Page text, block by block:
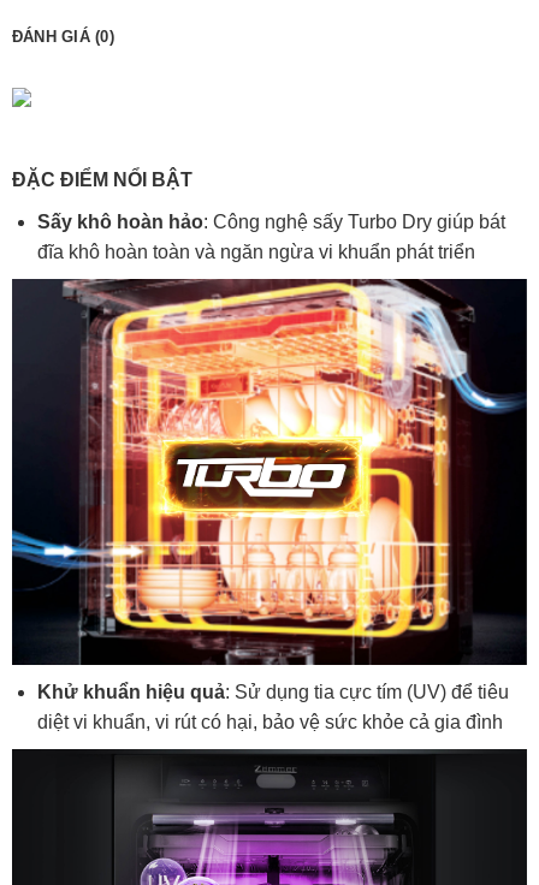
ĐÁNH GIÁ (0)
ĐẶC ĐIỂM NỔI BẬT
Sấy khô hoàn hảo: Công nghệ sấy Turbo Dry giúp bát
đĩa khô hoàn toàn và ngăn ngừa vi khuẩn phát triển
Khử khuẩn hiệu quả: Sử dụng tia cực tím (UV) để tiêu
diệt vi khuẩn, vi rút có hại, bảo vệ sức khỏe cả gia đình